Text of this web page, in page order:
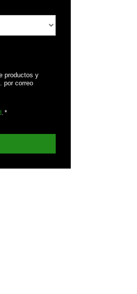
productos y
por correo
. *